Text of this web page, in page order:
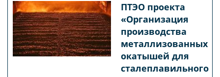
ПТЭО проекта
«Организация
производства
металлизованных
окатышей для
сталеплавильного